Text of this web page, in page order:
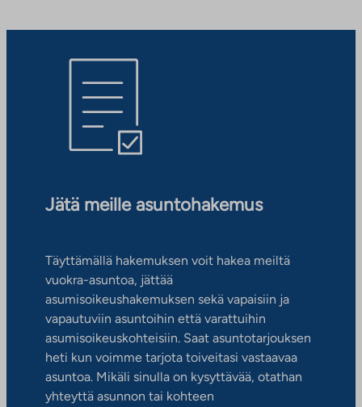
Jätä meille asuntohakemus
Täyttämällä hakemuksen voit hakea meiltä
vuokra-asuntoa, jättää
asumisoikeushakemuksen sekä vapaisiin ja
vapautuviin asuntoihin että varattuihin
asumisoikeuskohteisiin. Saat asuntotarjouksen
heti kun voimme tarjota toiveitasi vastaavaa
asuntoa. Mikäli sinulla on kysyttävää, otathan
yhteyttä asunnon tai kohteen